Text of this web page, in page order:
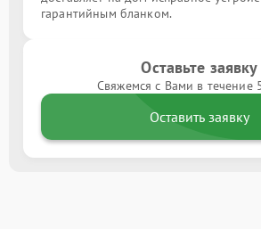
гарантийным бланком.
Оставьте заявку
Свяжемся с Вами в течение
Оставить заявку